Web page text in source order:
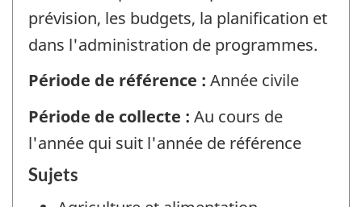
prévision, les budgets, la planification et
dans l'administration de programmes.
Période de référence : Année civile
Période de collecte : Au cours de
l'année qui suit l'année de référence
Sujets